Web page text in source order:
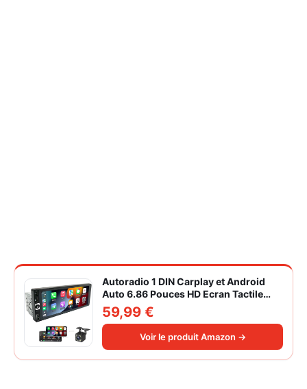
Autoradio 1 DIN Carplay et Android
Auto 6.86 Pouces HD Ecran Tactile
Poste Radio Voiture Soutien Lien
Miroir iOS/Android/Radio FM/USB/EQ
Autoradio Bluetooth Caméra de Recul
59,99 €
Voir le produit Amazon →